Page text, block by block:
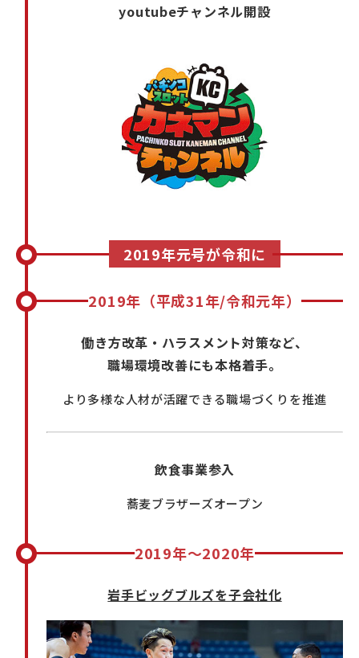
youtubeチャンネル開設
2019年元号が令和に
2019年（平成31年/令和元年）
働き方改革・ハラスメント対策など、
職場環境改善にも本格着手。
より多様な人材が活躍できる職場づくりを推進
飲食事業参入
蕎麦ブラザーズオープン
2019年～2020年
岩手ビッグブルズを子会社化